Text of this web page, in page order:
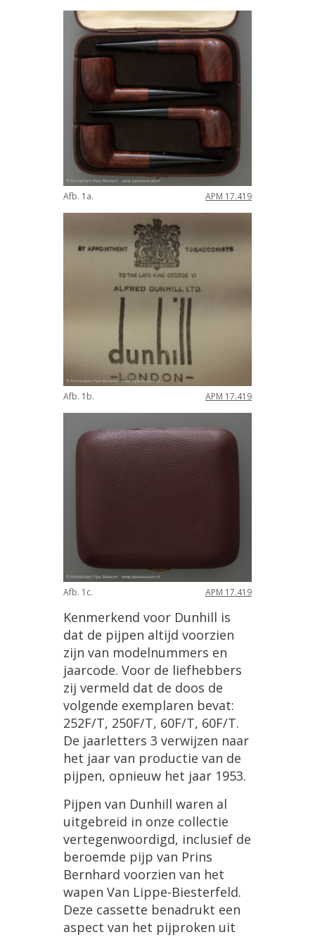
Afb. 1a. APM 17.419
Afb. 1b. APM 17.419
Afb. 1c. APM 17.419
Kenmerkend voor Dunhill is
dat de pijpen altijd voorzien
zijn van modelnummers en
jaarcode. Voor de liefhebbers
zij vermeld dat de doos de
volgende exemplaren bevat:
252F/T, 250F/T, 60F/T, 60F/T.
De jaarletters 3 verwijzen naar
het jaar van productie van de
pijpen, opnieuw het jaar 1953.
Pijpen van Dunhill waren al
uitgebreid in onze collectie
vertegenwoordigd, inclusief de
beroemde pijp van Prins
Bernhard voorzien van het
wapen Van Lippe-Biesterfeld.
Deze cassette benadrukt een
aspect van het pijproken uit